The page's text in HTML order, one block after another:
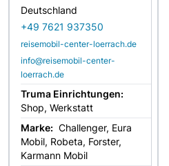
Deutschland
+49 7621 937350
reisemobil-center-loerrach.de
info@reisemobil-center-
loerrach.de
Truma Einrichtungen:
Shop, Werkstatt
Marke: Challenger, Eura
Mobil, Robeta, Forster,
Karmann Mobil